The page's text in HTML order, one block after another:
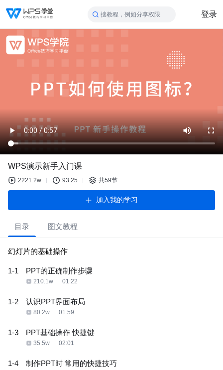
搜教程，例如分享权限 登录
WPS演示新手入门课
2221.2w 93:25 共59节
加入我的学习
目录 图文教程
幻灯片的基础操作
1-1 PPT的正确制作步骤
210.1w 01:22
1-2 认识PPT界面布局
80.2w 01:59
1-3 PPT基础操作 快捷键
35.5w 02:01
1-4 制作PPT时 常用的快捷技巧